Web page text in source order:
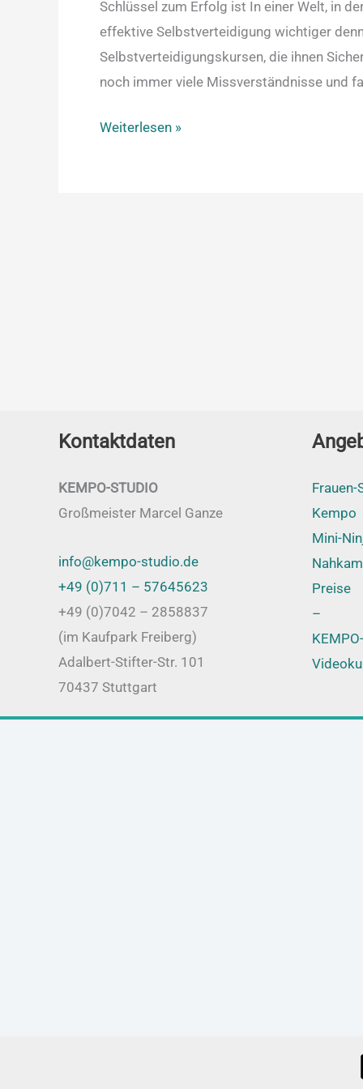
Schlüssel zum Erfolg ist In einer Welt, in
effektive Selbstverteidigung wichtiger
Selbstverteidigungskursen, die ihnen
noch immer viele Missverständnisse und
Weiterlesen »
Kontaktdaten
KEMPO-STUDIO
Großmeister Marcel Ganze
info@kempo-studio.de
+49 (0)711 – 57645623
+49 (0)7042 – 2858837
(im Kaufpark Freiberg)
Adalbert-Stifter-Str. 101
70437 Stuttgart
Kempo
Mini-
Preise
–